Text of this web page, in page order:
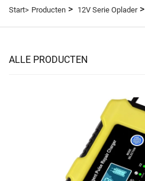
Start> Producten > 12V Serie Oplader>
ALLE PRODUCTEN